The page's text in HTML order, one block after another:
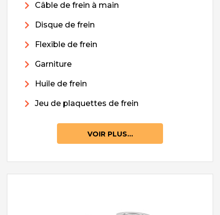
Câble de frein à main
Disque de frein
Flexible de frein
Garniture
Huile de frein
Jeu de plaquettes de frein
VOIR PLUS...